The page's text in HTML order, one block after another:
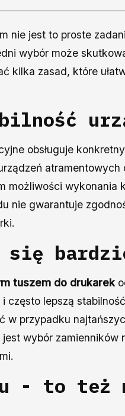
nie jest to proste
wybór może
kilka zasad, które
obsługuje
atramentowych
możliwości wykonania
nie gwarantuje
tuszem do drukarek
często lepszą
w przypadku
wybór zamienników
- to też